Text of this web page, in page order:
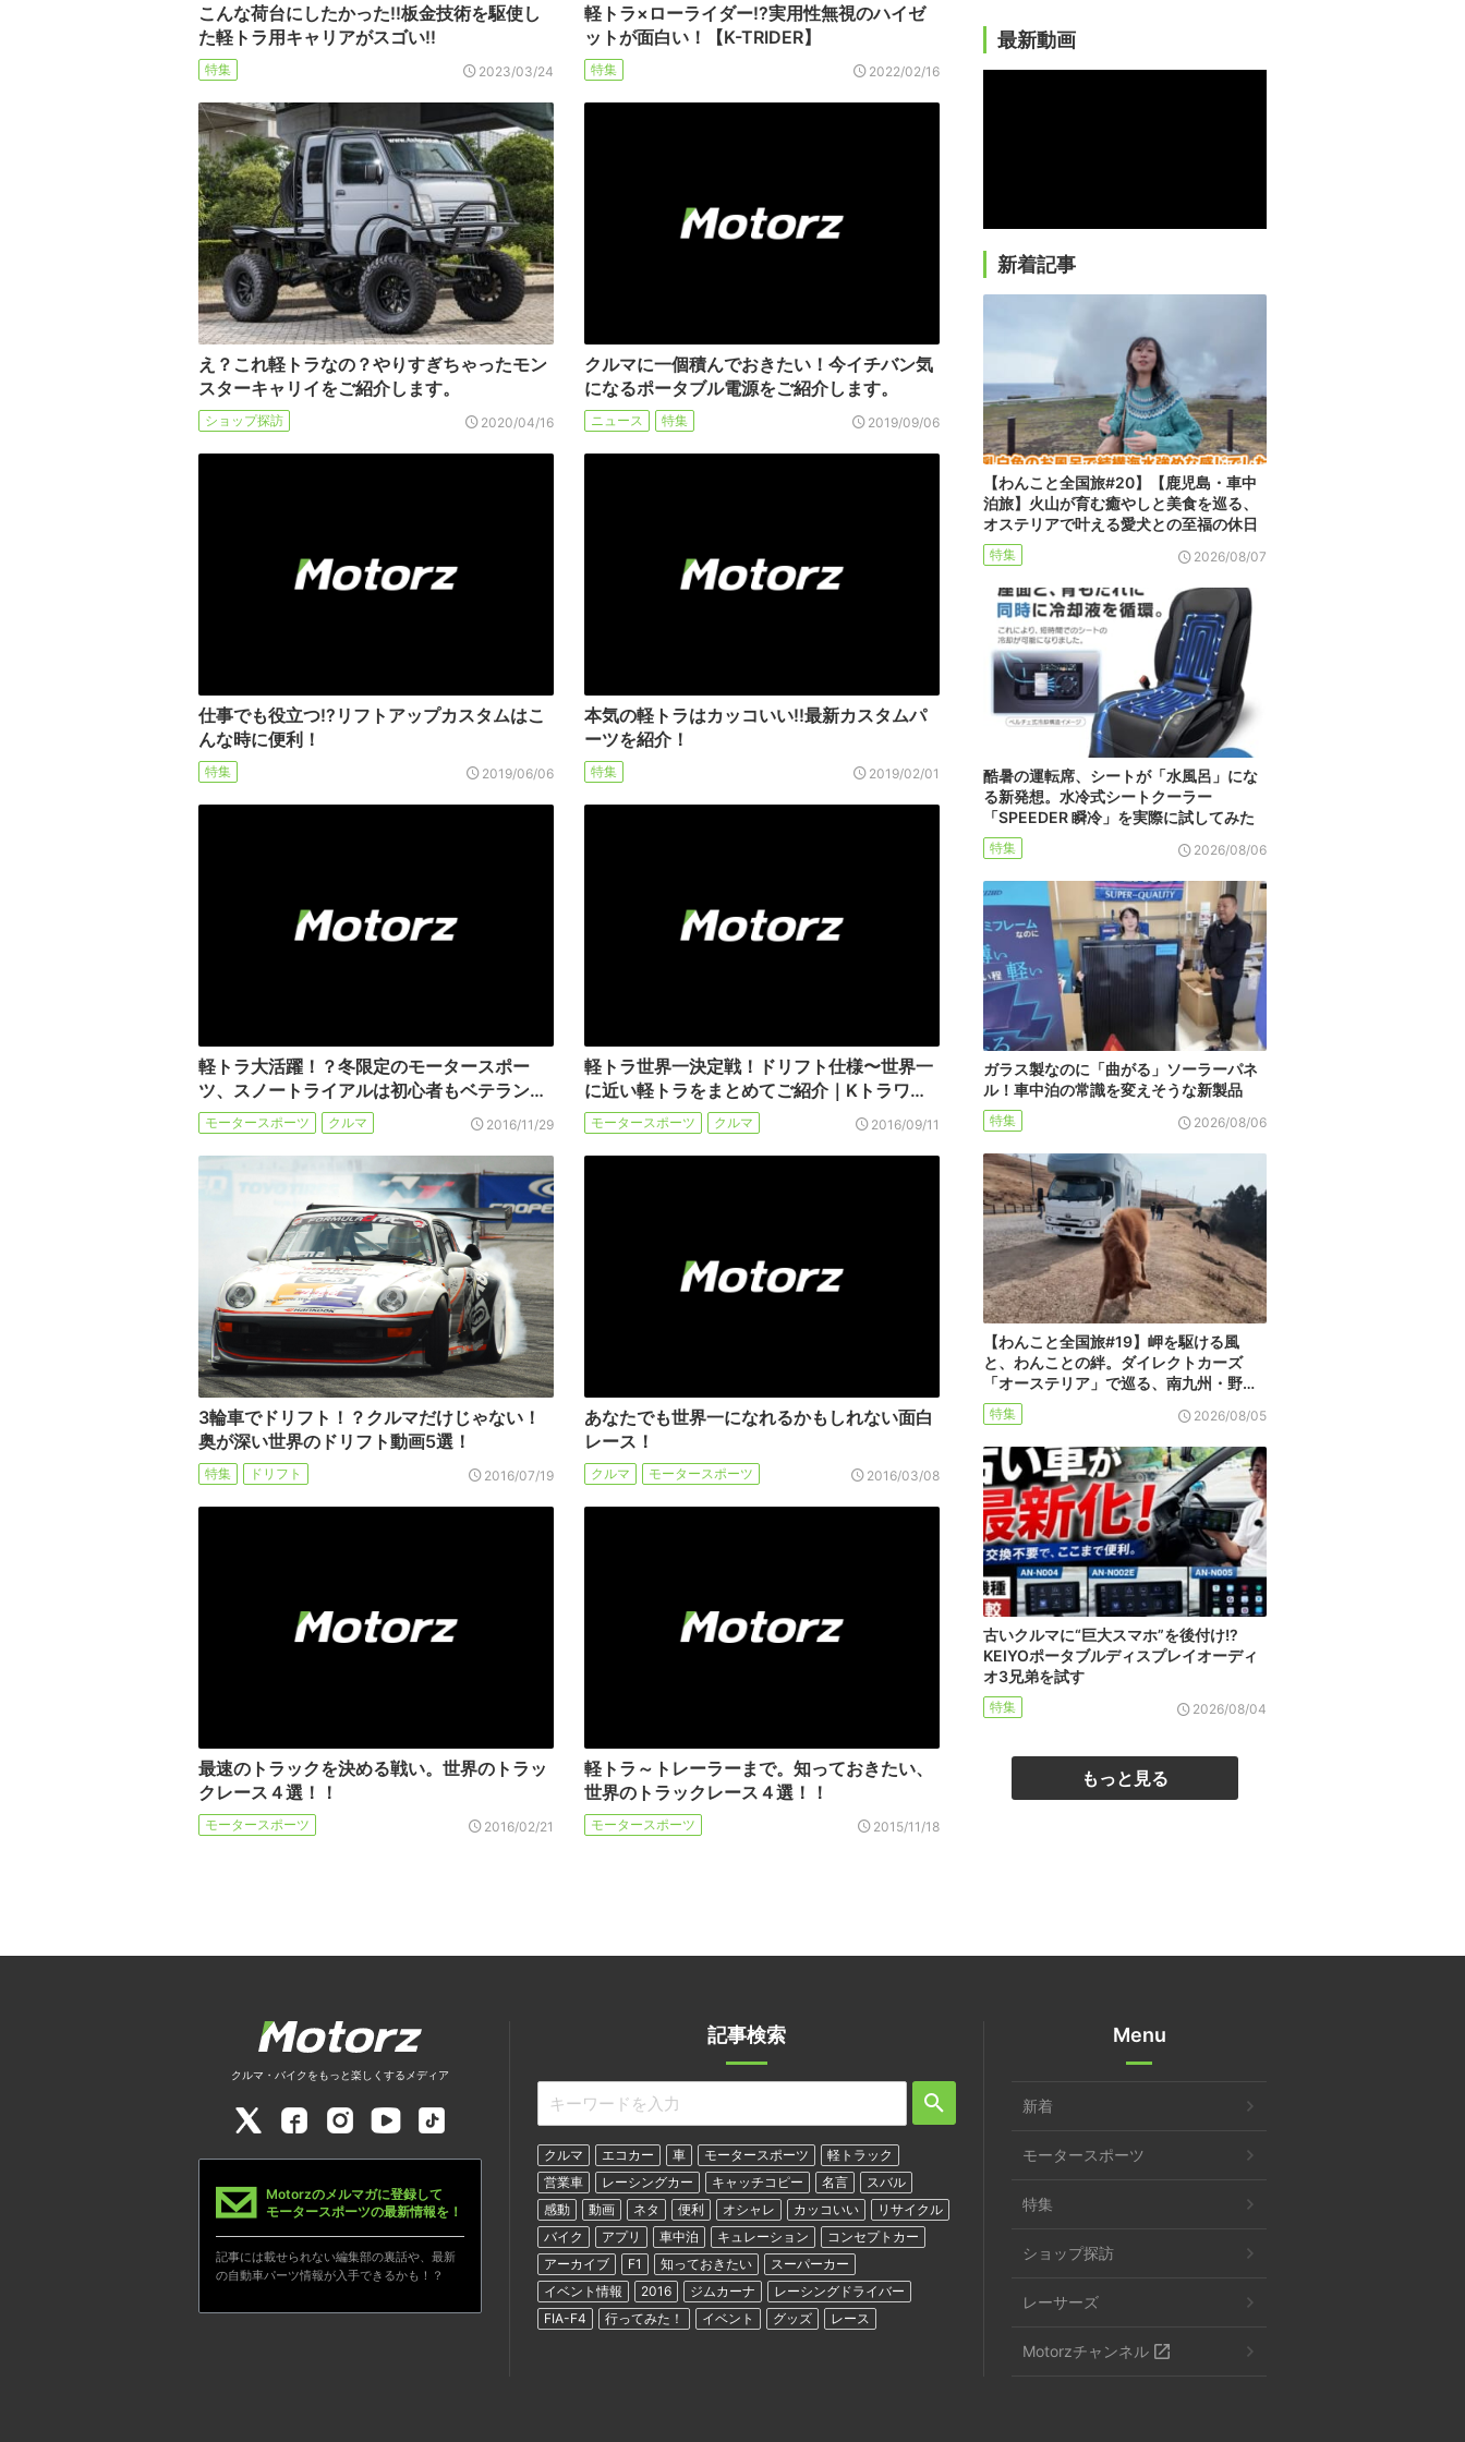
こんな荷台にしたかった!!板金技術を駆使し
た軽トラ用キャリアがスゴい!!
特集 2023/03/24
軽トラ×ローライダー!?実用性無視のハイゼ
ットが面白い！【K-TRIDER】
特集 2022/02/16
え？これ軽トラなの？やりすぎちゃったモン
スターキャリイをご紹介します。
ショップ探訪 2020/04/16
クルマに一個積んでおきたい！今イチバン気
になるポータブル電源をご紹介します。
ニュース 特集 2019/09/06
仕事でも役立つ!?リフトアップカスタムはこ
んな時に便利！
特集 2019/06/06
本気の軽トラはカッコいい!!最新カスタムパ
ーツを紹介！
特集 2019/02/01
軽トラ大活躍！？冬限定のモータースポー
ツ、スノートライアルは初心者もベテラン…
モータースポーツ クルマ 2016/11/29
軽トラ世界一決定戦！ドリフト仕様〜世界一
に近い軽トラをまとめてご紹介｜Kトラワ…
モータースポーツ クルマ 2016/09/11
3輪車でドリフト！？クルマだけじゃない！
奥が深い世界のドリフト動画5選！
特集 ドリフト 2016/07/19
あなたでも世界一になれるかもしれない面白
レース！
クルマ モータースポーツ 2016/03/08
最速のトラックを決める戦い。世界のトラッ
クレース４選！！
モータースポーツ 2016/02/21
軽トラ～トレーラーまで。知っておきたい、
世界のトラックレース４選！！
モータースポーツ 2015/11/18
最新動画
新着記事
【わんこと全国旅#20】【鹿児島・車中
泊旅】火山が育む癒やしと美食を巡る、
オステリアで叶える愛犬との至福の休日
特集 2026/08/07
酷暑の運転席、シートが「水風呂」にな
る新発想。水冷式シートクーラー
「SPEEDER 瞬冷」を実際に試してみた
特集 2026/08/06
ガラス製なのに「曲がる」ソーラーパネ
ル！車中泊の常識を変えそうな新製品
特集 2026/08/06
【わんこと全国旅#19】岬を駆ける風
と、わんことの絆。ダイレクトカーズ
「オーステリア」で巡る、南九州・野…
特集 2026/08/05
古いクルマに“巨大スマホ”を後付け!?
KEIYOポータブルディスプレイオーディ
オ3兄弟を試す
特集 2026/08/04
もっと見る
記事検索
クルマ エコカー 車 モータースポーツ
軽トラック
営業車
レーシングカー キャッチコピー 名言
スバル
感動
動画 ネタ 便利 オシャレ カッコいい
リサイクル
バイク
アプリ 車中泊 キュレーション
コンセプトカー
アーカイブ
F1 知っておきたい
スーパーカー
イベント情報
2016 ジムカーナ
レーシングドライバー
FIA-F4
行ってみた！ イベント グッズ レース
クルマ・バイクをもっと楽しくするメディア
Motorzのメルマガに登録して
モータースポーツの最新情報を！
記事には載せられない編集部の裏話や、最新
の自動車パーツ情報が入手できるかも！？
Menu
新着
モータースポーツ
特集
ショップ探訪
レーサーズ
Motorzチャンネル